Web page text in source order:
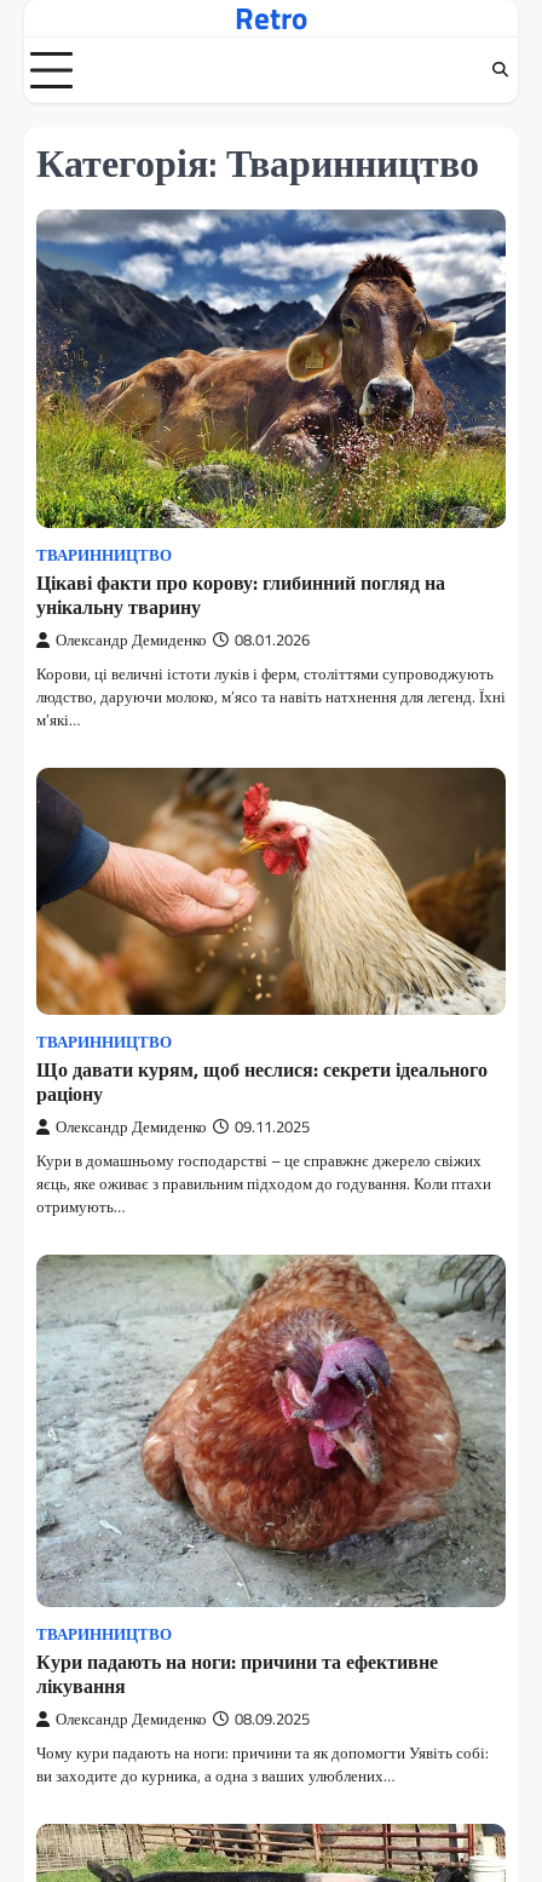
вмісту
Retro
Категорія:Тваринництво
ТВАРИННИЦТВО
Цікаві факти про корову: глибинний погляд на
унікальну тварину
Олександр Демиденко 08.01.2026
Корови, ці величні істоти луків і ферм, століттями супроводжують
людство, даруючи молоко, м’ясо та навіть натхнення для легенд. Їхні
м’які…
ТВАРИННИЦТВО
Що давати курям, щоб неслися: секрети ідеального
раціону
Олександр Демиденко 09.11.2025
Кури в домашньому господарстві – це справжнє джерело свіжих
яєць, яке оживає з правильним підходом до годування. Коли птахи
отримують…
ТВАРИННИЦТВО
Кури падають на ноги: причини та ефективне
лікування
Олександр Демиденко 08.09.2025
Чому кури падають на ноги: причини та як допомогти Уявіть собі:
ви заходите до курника, а одна з ваших улюблених…